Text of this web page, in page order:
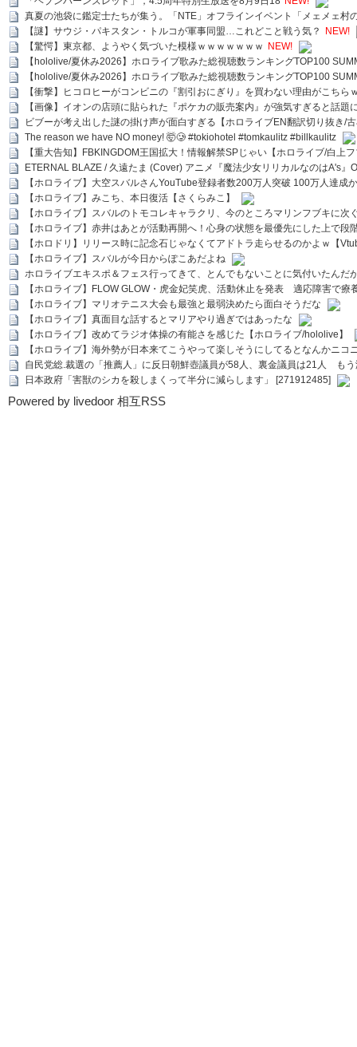
真夏の池袋に鑑定士たちが集う。「NTE」オフラインイベント「メェメェ村
【謎】サウジ・パキスタン・トルコが軍事同盟…これどこと戦う気？
NEW!
【驚愕】東京都、ようやく気づいた模様ｗｗｗｗｗｗｗ
NEW!
【hololive/夏休み2026】ホロライブ歌みた総視聴数ランキングTOP100
【hololive/夏休み2026】ホロライブ歌みた総視聴数ランキングTOP100
【衝撃】ヒコロヒーがコンビニの『割引おにぎり』を買わない理由がこちら
【画像】イオンの店頭に貼られた『ポケカの販売案内』が強気すぎると話題
ビブーが考え出した謎の掛け声が面白すぎる【ホロライブEN翻訳切り抜き/
The reason we have NO money! 🤯🥲 #tokiohotel #tomkaulitz #billkaulitz
【重大告知】FBKINGDOM王国拡大！情報解禁SPじゃい【ホロライブ/白上
ETERNAL BLAZE / 久遠たま (Cover) アニメ『魔法少女リリカルなのはA's』
【ホロライブ】大空スバルさんYouTube登録者数200万人突破 100万人達成
【ホロライブ】みこち、本日復活【さくらみこ】
【ホロライブ】スバルのトモコレキャラクリ、今のところマリンフブキに
【ホロライブ】赤井はあとが活動再開へ！心身の状態を最優先にした上で段
【ホロドリ】リリース時に記念石じゃなくてアドトラ走らせるのかよｗ【
【ホロライブ】スバルが今日からぽこあだよね
ホロライブエキスポ＆フェス行ってきて、とんでもないことに気付いたんだ
【ホロライブ】FLOW GLOW・虎金妃笑虎、活動休止を発表 適応障害で療
【ホロライブ】マリオテニス大会も最強と最弱決めたら面白そうだな
【ホロライブ】真面目な話するとマリアやり過ぎではあったな
【ホロライブ】改めてラジオ体操の有能さを感じた【ホロライブ/hololive】
【ホロライブ】海外勢が日本来てこうやって楽しそうにしてるとなんかニコ
自民党総.裁選の「推薦人」に反日朝鮮壺議員が58人、裏金議員は21人 も
日本政府「害獣のシカを殺しまくって半分に減らします」 [271912485]
Powered by livedoor 相互RSS